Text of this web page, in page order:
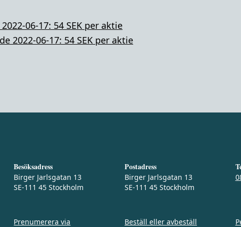
06-17: 54 SEK per aktie
2022-06-17: 54 SEK per aktie
Besöksadress
Birger Jarlsgatan 13
SE-111 45 Stockholm
Postadress
Birger Jarlsgatan 13
SE-111 45 Stockholm
Prenumerera via Beställ eller avbeställ